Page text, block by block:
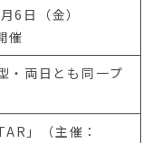
6日（金）
催
・両日とも同一プ
」（主催：